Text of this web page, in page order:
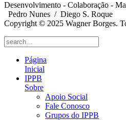
Desenvolvimento - Colaboração -
Pedro Nunes / Diego S. Roque
Copyright © 2025 Wagner Borges.
Página
Inicial
IPPB
Sobre
Apoio Social
Fale Conosco
Grupos do IPPB